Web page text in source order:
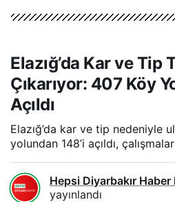
Elazığ’da Kar ve
Çıkarıyor: 407 Köy
Açıldı
Elazığ’da kar ve tip nedeniyle
yolundan 148’i açıldı,
Hepsi Diyarbakır
yayınlandı